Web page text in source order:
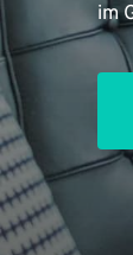
im